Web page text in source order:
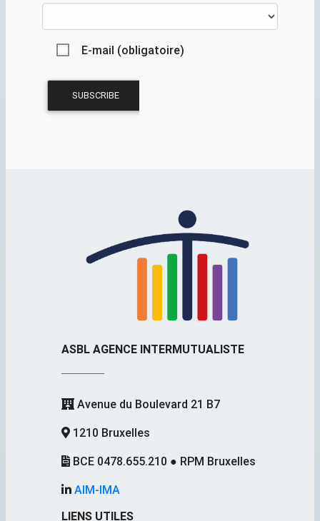
E-mail (obligatoire)
ASBL AGENCE INTERMUTUALISTE
Avenue du Boulevard 21 B7
1210 Bruxelles
BCE 0478.655.210 ● RPM Bruxelles
AIM-IMA
LIENS UTILES